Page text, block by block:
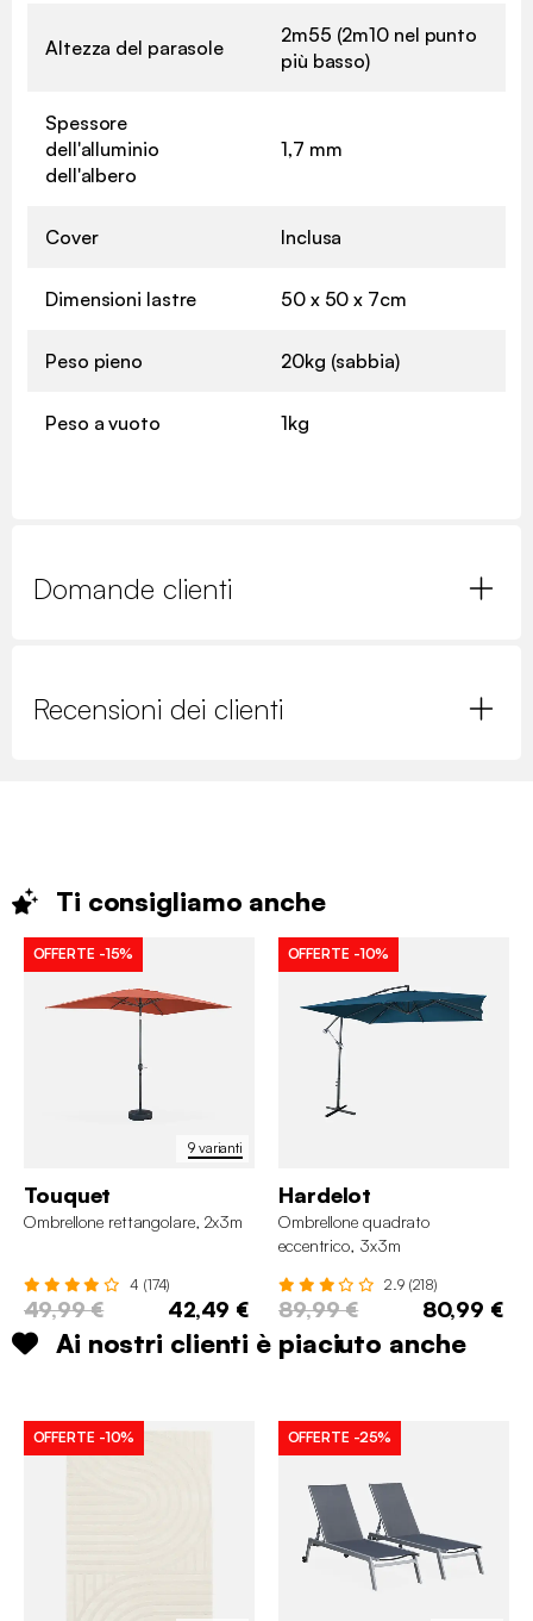
Altezza del parasole
2m55 (2m10 nel punto
più basso)
Spessore
dell'alluminio
dell'albero
1,7 mm
Cover Inclusa
Dimensioni lastre 50 x 50 x 7cm
Peso pieno 20kg (sabbia)
Peso a vuoto 1kg
Domande clienti
Recensioni dei clienti
Ti consigliamo anche
9 varianti
OFFERTE -15%
Touquet
Ombrellone rettangolare, 2x3m
4 (174)
49,99 € 42,49 €
OFFERTE -10%
Hardelot
Ombrellone quadrato
eccentrico, 3x3m
2.9 (218)
89,99 € 80,99 €
Ai nostri clienti è piaciuto anche
OFFERTE -10% OFFERTE -25%